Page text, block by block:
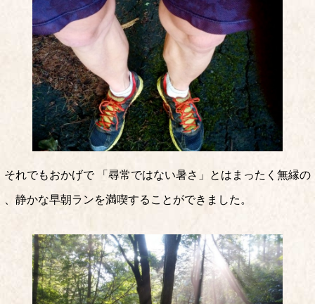
それでもおかげで 「尋常ではない暑さ」とはまったく無縁の
、静かな早朝ランを満喫することができました。